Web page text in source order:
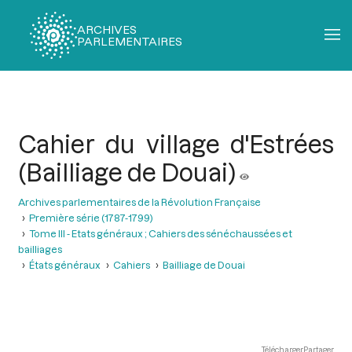
ARCHIVES
PARLEMENTAIRES
Cahier du village d'Estrées
(Bailliage de Douai)
Archives parlementaires de la Révolution Française
Première série (1787-1799)
Tome III - Etats généraux ; Cahiers des sénéchaussées et
bailliages
États généraux
Cahiers Bailliage de Douai
TéléchargerPartager